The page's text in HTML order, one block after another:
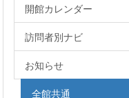
開館カレンダー
訪問者別ナビ
お知らせ
全館共通